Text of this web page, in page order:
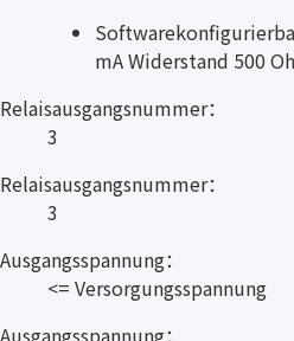
mA Widerstand 500
Relaisausgangsnummer：
3
Relaisausgangsnummer：
3
Ausgangsspannung：
<= Versorgungsspannung
Ausgangsspannung：